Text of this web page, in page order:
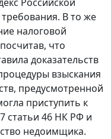
Российской
В то же
налоговой
что
доказательств
взыскания
предусмотренной
приступить к
статьи 46 НК РФ и
недоимщика.